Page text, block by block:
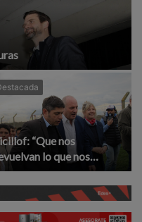
“Que nos
lo que nos